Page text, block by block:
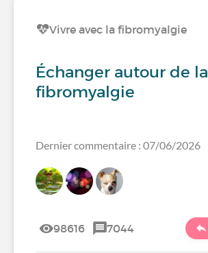
Vivre avec la fibromyalgie
Échanger autour de la
fibromyalgie
Dernier commentaire : 07/06/2026
98616 7044